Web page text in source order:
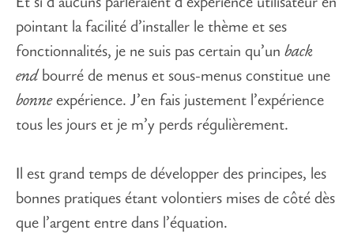
Et si d’aucuns parleraient d’expérience utilisateur en
pointant la facilité d’installer le thème et ses
fonctionnalités, je ne suis pas certain qu’un back
endbourré de menus et sous-menus constitue une
bonneexpérience. J’en fais justement l’expérience
tous les jours et je m’y perds régulièrement.
Il est grand temps de développer des principes, les
bonnes pratiques étant volontiers mises de côté dès
que l’argent entre dans l’équation.